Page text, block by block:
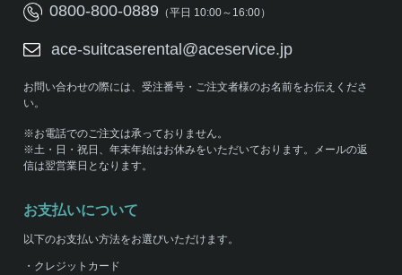
0800-800-0889（平日 10:00～16:00）
ace-suitcaserental@aceservice.jp
お問い合わせの際には、受注番号・ご注文者様のお名前をお伝えくださ
い。
※お電話でのご注文は承っておりません。
※土・日・祝日、年末年始はお休みをいただいております。メールの返
信は翌営業日となります。
お支払いについて
以下のお支払い方法をお選びいただけます。
・クレジットカード